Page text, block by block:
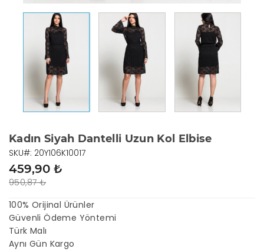
Kadın Siyah Dantelli Uzun Kol Elbise
950,87 ₺
459,90 ₺
SKU#: 20Y106K10017
100% Orijinal Ürünler
Güvenli Ödeme Yöntemi
Türk Malı
Aynı Gün Kargo